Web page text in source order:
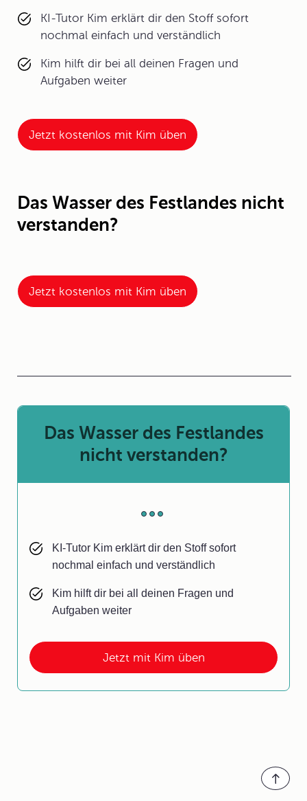
KI-Tutor Kim erklärt dir den Stoff sofort
nochmal einfach und verständlich
Kim hilft dir bei all deinen Fragen und
Aufgaben weiter
Jetzt kostenlos mit Kim üben
Das Wasser des Festlandes nicht
verstanden?
Jetzt kostenlos mit Kim üben
Jetzt mit Kim üben
Das Wasser des Festlandes
nicht verstanden?
KI-Tutor Kim erklärt dir den Stoff sofort
nochmal einfach und verständlich
Kim hilft dir bei all deinen Fragen und
Aufgaben weiter